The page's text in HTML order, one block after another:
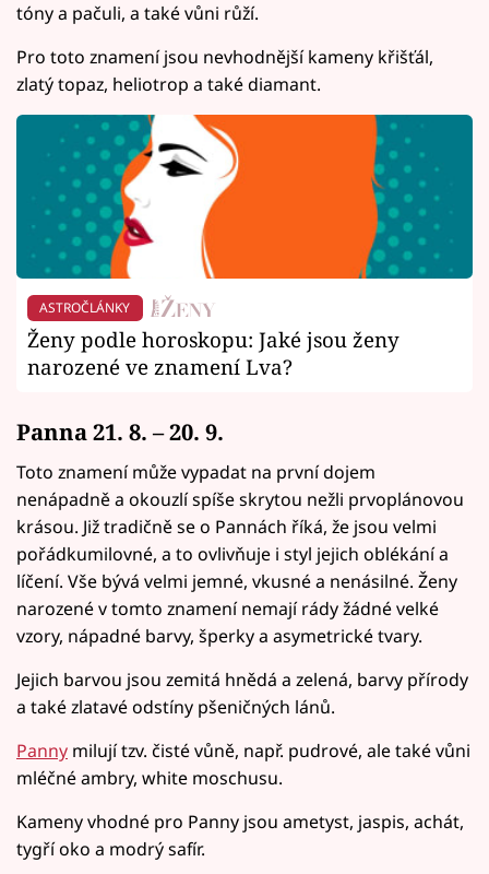
tóny a pačuli, a také vůni růží.
Pro toto znamení jsou nevhodnější kameny křišťál,
zlatý topaz, heliotrop a také diamant.
ASTROČLÁNKY
Ženy podle horoskopu: Jaké jsou ženy
narozené ve znamení Lva?
Panna 21. 8. – 20. 9.
Toto znamení může vypadat na první dojem
nenápadně a okouzlí spíše skrytou nežli prvoplánovou
krásou. Již tradičně se o Pannách říká, že jsou velmi
pořádkumilovné, a to ovlivňuje i styl jejich oblékání a
líčení. Vše bývá velmi jemné, vkusné a nenásilné. Ženy
narozené v tomto znamení nemají rády žádné velké
vzory, nápadné barvy, šperky a asymetrické tvary.
Jejich barvou jsou zemitá hnědá a zelená, barvy přírody
a také zlatavé odstíny pšeničných lánů.
Panny milují tzv. čisté vůně, např. pudrové, ale také vůni
mléčné ambry, white moschusu.
Kameny vhodné pro Panny jsou ametyst, jaspis, achát,
tygří oko a modrý safír.